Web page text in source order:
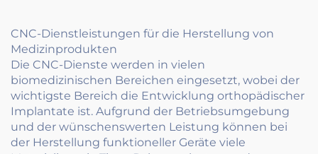
CNC-Dienstleistungen für die Herstellung von
Medizinprodukten
Die CNC-Dienste werden in vielen
biomedizinischen Bereichen eingesetzt, wobei der
wichtigste Bereich die Entwicklung orthopädischer
Implantate ist. Aufgrund der Betriebsumgebung
und der wünschenswerten Leistung können bei
der Herstellung funktioneller Geräte viele